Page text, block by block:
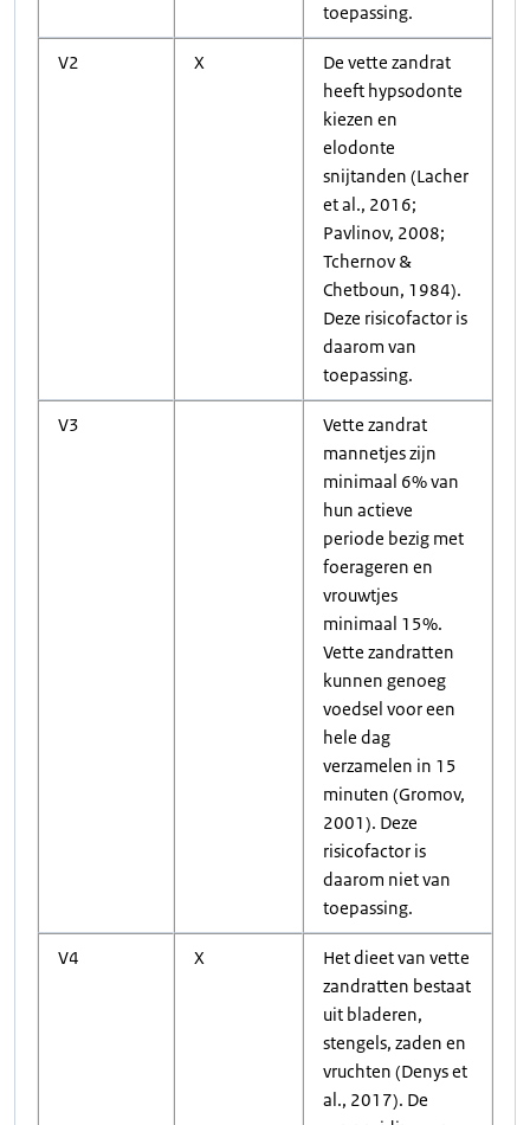
toepassing.
V2 X
De vette zandrat
heeft hypsodonte
kiezen en
elodonte
snijtanden (Lacher
et al., 2016;
Pavlinov, 2008;
Tchernov &
Chetboun, 1984).
Deze risicofactor is
daarom van
toepassing.
V3
Vette zandrat
mannetjes zijn
minimaal 6% van
hun actieve
periode bezig met
foerageren en
vrouwtjes
minimaal 15%.
Vette zandratten
kunnen genoeg
voedsel voor een
hele dag
verzamelen in 15
minuten (Gromov,
2001). Deze
risicofactor is
daarom niet van
toepassing.
V4 X
Het dieet van vette
zandratten bestaat
uit bladeren,
stengels, zaden en
vruchten (Denys et
al., 2017). De